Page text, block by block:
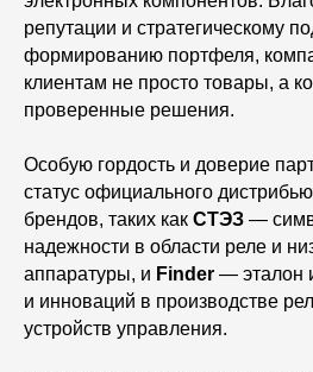
репутации и стратегическому
формированию портфеля,
клиентам не просто товары, а
проверенные решения.
Особую гордость и доверие
статус официального
брендов, таких как СТЭЗ —
надежности в области реле и
аппаратуры, и Finder — эталон
и инноваций в производстве
устройств управления.